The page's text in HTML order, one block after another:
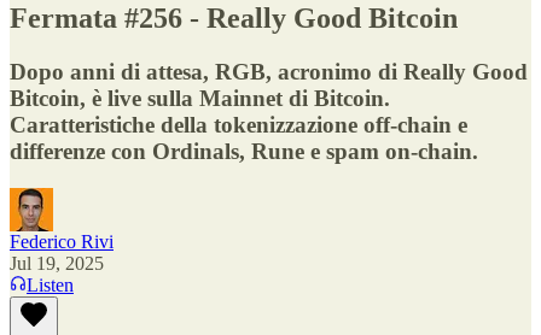
Fermata #256 - Really Good Bitcoin
Dopo anni di attesa, RGB, acronimo di Really Good
Bitcoin, è live sulla Mainnet di Bitcoin.
Caratteristiche della tokenizzazione off-chain e
differenze con Ordinals, Rune e spam on-chain.
Federico Rivi
Jul 19, 2025
Listen